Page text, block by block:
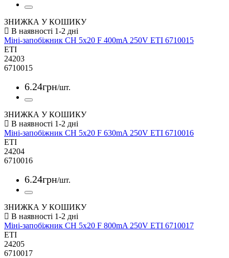
ЗНИЖКА У КОШИКУ
Міні-запобіжник CH 5x20 F 400mA 250V ETI 6710015
ETI
24203
6710015
6.24грн/шт.
ЗНИЖКА У КОШИКУ
Міні-запобіжник CH 5x20 F 630mA 250V ETI 6710016
ETI
24204
6710016
6.24грн/шт.
ЗНИЖКА У КОШИКУ
Міні-запобіжник CH 5x20 F 800mA 250V ETI 6710017
ETI
24205
6710017